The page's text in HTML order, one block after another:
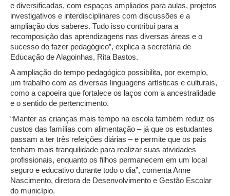
e diversificadas, com espaços ampliados para aulas, projetos
investigativos e interdisciplinares com discussões e a
ampliação dos saberes. Tudo isso contribui para a
recomposição das aprendizagens nas diversas áreas e o
sucesso do fazer pedagógico”, explica a secretária de
Educação de Alagoinhas, Rita Bastos.
A ampliação do tempo pedagógico possibilita, por exemplo,
um trabalho com as diversas linguagens artísticas e culturais,
como a capoeira que fortalece os laços com a ancestralidade
e o sentido de pertencimento.
“Manter as crianças mais tempo na escola também reduz os
custos das famílias com alimentação – já que os estudantes
passam a ter três refeições diárias – e permite que os pais
tenham mais tranquilidade para realizar suas atividades
profissionais, enquanto os filhos permanecem em um local
seguro e educativo durante todo o dia”, comenta Anne
Nascimento, diretora de Desenvolvimento e Gestão Escolar
do município.